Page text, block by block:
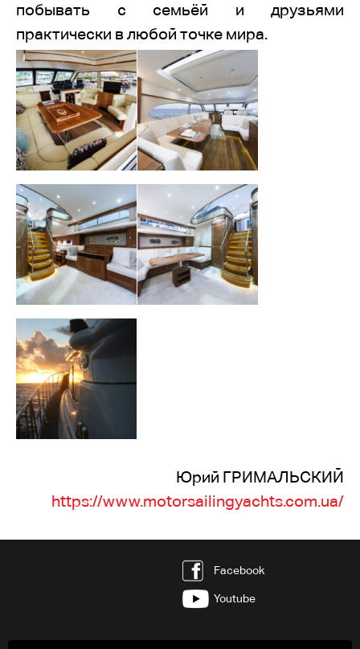
побывать с семьёй и друзьями
практически в любой точке мира.
Юрий ГРИМАЛЬСКИЙ
https://www.motorsailingyachts.com.ua/
Facebook
Youtube